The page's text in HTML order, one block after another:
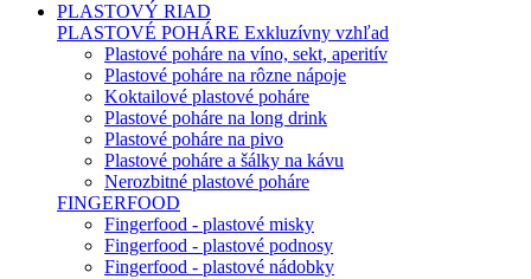
PLASTOVÝ RIAD
PLASTOVÉ POHÁRE Exkluzívny vzhľad
Plastové poháre na víno, sekt, aperitív
Plastové poháre na rôzne nápoje
Koktailové plastové poháre
Plastové poháre na long drink
Plastové poháre na pivo
Plastové poháre a šálky na kávu
Nerozbitné plastové poháre
FINGERFOOD
Fingerfood - plastové misky
Fingerfood - plastové podnosy
Fingerfood - plastové nádobky